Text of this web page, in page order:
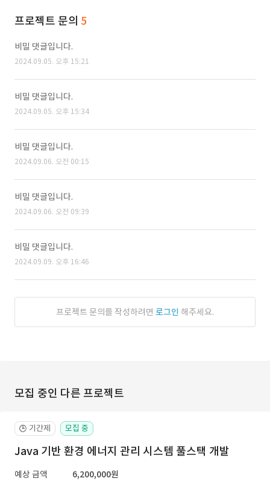
프로젝트 문의 5
비밀 댓글입니다.
2024.09.05. 오후 15:21
비밀 댓글입니다.
2024.09.05. 오후 15:34
비밀 댓글입니다.
2024.09.06. 오전 00:15
비밀 댓글입니다.
2024.09.06. 오전 09:39
비밀 댓글입니다.
2024.09.09. 오후 16:46
프로젝트 문의를 작성하려면 로그인 해주세요.
모집 중인 다른 프로젝트
🕒 기간제 모집 중
Java 기반 환경 에너지 관리 시스템 풀스택 개발
예상 금액
6,200,000원